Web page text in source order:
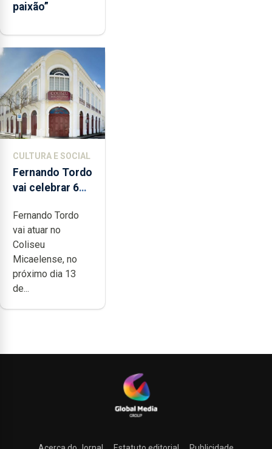
paixão”
CULTURA E SOCIAL
Fernando Tordo
vai celebrar 60
no Coliseu
Micaelense
Fernando Tordo
vai atuar no
Coliseu
Micaelense, no
próximo dia 13
de...